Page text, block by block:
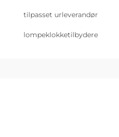
tilpasset urleverandør
lompeklokketilbydere